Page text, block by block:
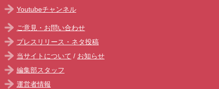
Youtubeチャンネル
ご意見・お問い合わせ
プレスリリース・ネタ投稿
当サイトについて / お知らせ
編集部スタッフ
運営者情報